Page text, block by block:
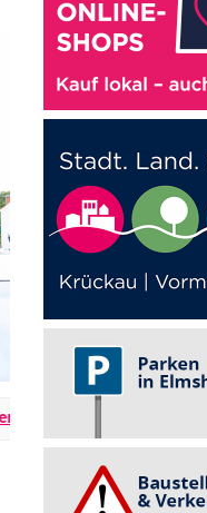
Verkehrsbehinderungen